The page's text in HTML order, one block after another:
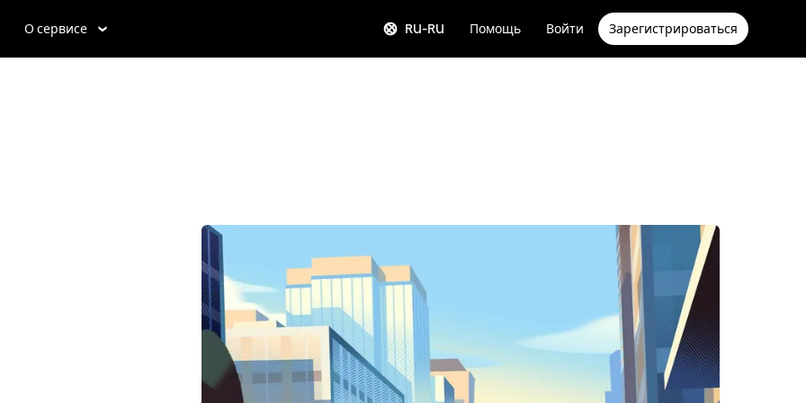
О сервисе RU-RU Помощь Войти Зарегистрироваться